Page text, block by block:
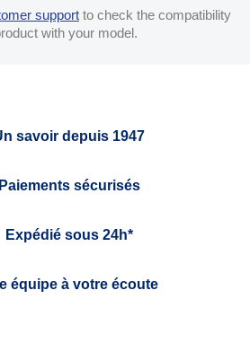
supportto check the compatibility
with your model.
savoir depuis 1947
Paiements sécurisés
Expédié sous 24h*
équipe à votre écoute